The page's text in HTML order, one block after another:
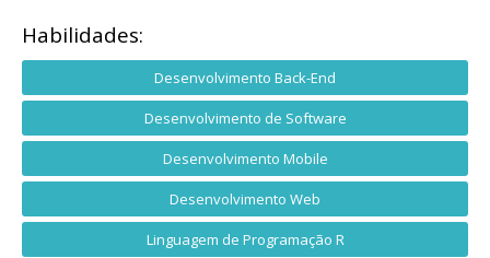
Habilidades:
Desenvolvimento Back-End
Desenvolvimento de Software
Desenvolvimento Mobile
Desenvolvimento Web
Linguagem de Programação R